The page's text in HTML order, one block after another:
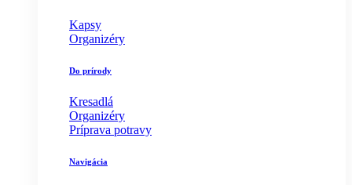
Kapsy
Organizéry
Do prírody
Kresadlá
Organizéry
Príprava potravy
Navigácia